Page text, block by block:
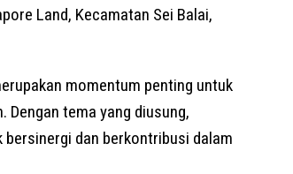
Land, Kecamatan Sei Balai,
momentum penting untuk
Dengan tema yang diusung,
bersinergi dan berkontribusi dalam